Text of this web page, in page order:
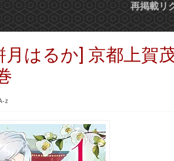
再掲載リ
月はるか] 京都上賀
z